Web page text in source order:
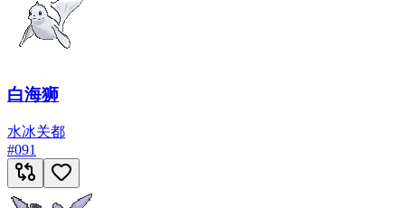
白海狮
水冰关都
#091